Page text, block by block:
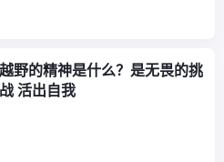
越野的精神是什么？是无畏的挑
战 活出自我